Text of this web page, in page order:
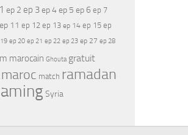
ep 2 ep 3ep 4ep 5 ep 6 ep 7
ep 11 ep 12 ep 13 ep 14 ep 15 ep
ep 20 ep 21 ep 22 ep 23 ep 27 ep 28
marocain Ghouta gratuit
maroc match ramadan
Syria